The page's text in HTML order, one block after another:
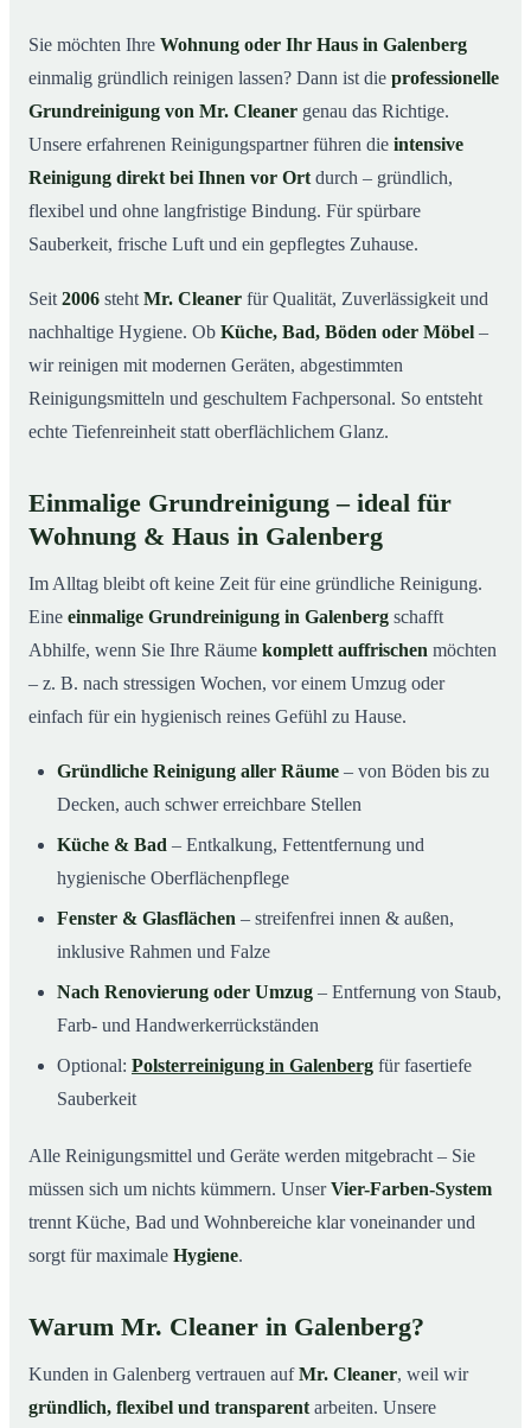
04 So läuft die Grundreinigung in Galenberg ab
05 Wann ist eine Grundreinigung sinnvoll?
06Grundreinigung in Galenberg & Umgebung
Jetzt kostenloses Angebot anfordern
Sie möchten Ihre Wohnung oder Ihr Haus in Galenberg
einmalig gründlich reinigen lassen? Dann ist die professionelle
Grundreinigung von Mr. Cleaner genau das Richtige.
Unsere erfahrenen Reinigungspartner führen die intensive
Reinigung direkt bei Ihnen vor Ort durch – gründlich,
flexibel und ohne langfristige Bindung. Für spürbare
Sauberkeit, frische Luft und ein gepflegtes Zuhause.
Seit 2006 steht Mr. Cleaner für Qualität, Zuverlässigkeit und
nachhaltige Hygiene. Ob Küche, Bad, Böden oder Möbel –
wir reinigen mit modernen Geräten, abgestimmten
Reinigungsmitteln und geschultem Fachpersonal. So entsteht
echte Tiefenreinheit statt oberflächlichem Glanz.
Einmalige Grundreinigung – ideal für
Wohnung & Haus in Galenberg
Im Alltag bleibt oft keine Zeit für eine gründliche Reinigung.
Eine einmalige Grundreinigung in Galenberg schafft
Abhilfe, wenn Sie Ihre Räume komplett auffrischen möchten
– z. B. nach stressigen Wochen, vor einem Umzug oder
einfach für ein hygienisch reines Gefühl zu Hause.
Gründliche Reinigung aller Räume – von Böden bis zu
Decken, auch schwer erreichbare Stellen
Küche & Bad – Entkalkung, Fettentfernung und
hygienische Oberflächenpflege
Fenster & Glasflächen – streifenfrei innen & außen,
inklusive Rahmen und Falze
Nach Renovierung oder Umzug – Entfernung von Staub,
Farb- und Handwerkerrückständen
Optional: Polsterreinigung in Galenberg für fasertiefe
Sauberkeit
Alle Reinigungsmittel und Geräte werden mitgebracht – Sie
müssen sich um nichts kümmern. UnserVier-Farben-System
trennt Küche, Bad und Wohnbereiche klar voneinander und
sorgt für maximale Hygiene.
Warum Mr. Cleaner in Galenberg?
Kunden in Galenberg vertrauen aufMr. Cleaner, weil wir
gründlich, flexibel und transparent arbeiten. Unsere